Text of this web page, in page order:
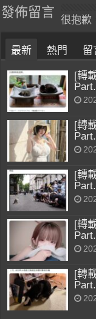
發佈留言
很抱歉
最新 熱門 留
[轉
[轉
[轉
[轉
[轉